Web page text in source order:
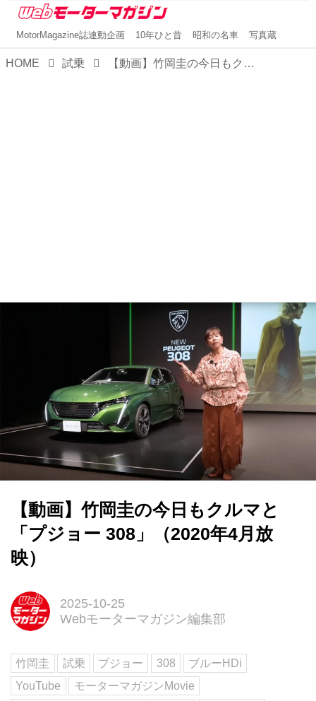
MotorMagazine誌連動企画 10年ひと昔 昭和の名車 写真蔵
HOME 試乗 【動画】竹岡圭の今日もクルマと「プジョー 308」（2020年4月放映）
【動画】竹岡圭の今日もクルマと
「プジョー 308」（2020年4月放
映）
2025-10-25
Webモーターマガジン編集部
竹岡圭 試乗 プジョー 308
ブルーHDi
YouTube
モーターマガジンMovie